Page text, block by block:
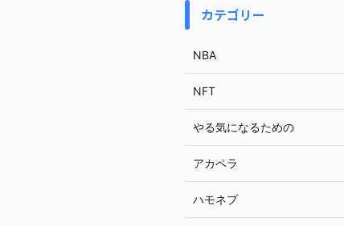
カテゴリー
NBA
NFT
やる気になるための
アカペラ
ハモネプ